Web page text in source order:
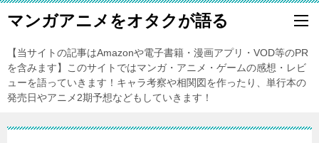
マンガアニメをオタクが語る
【当サイトの記事はAmazonや電子書籍・漫画アプリ・VOD等のPR
を含みます】このサイトではマンガ・アニメ・ゲームの感想・レビ
ューを語っていきます！キャラ考察や相関図を作ったり、単行本の
発売日やアニメ2期予想などもしていきます！